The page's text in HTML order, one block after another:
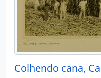
Colhendo cana,